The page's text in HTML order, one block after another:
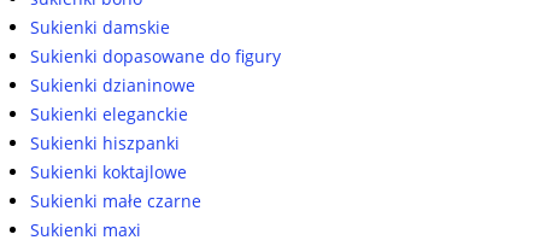
Sukienki damskie
Sukienki dopasowane do figury
Sukienki dzianinowe
Sukienki eleganckie
Sukienki hiszpanki
Sukienki koktajlowe
Sukienki małe czarne
Sukienki maxi